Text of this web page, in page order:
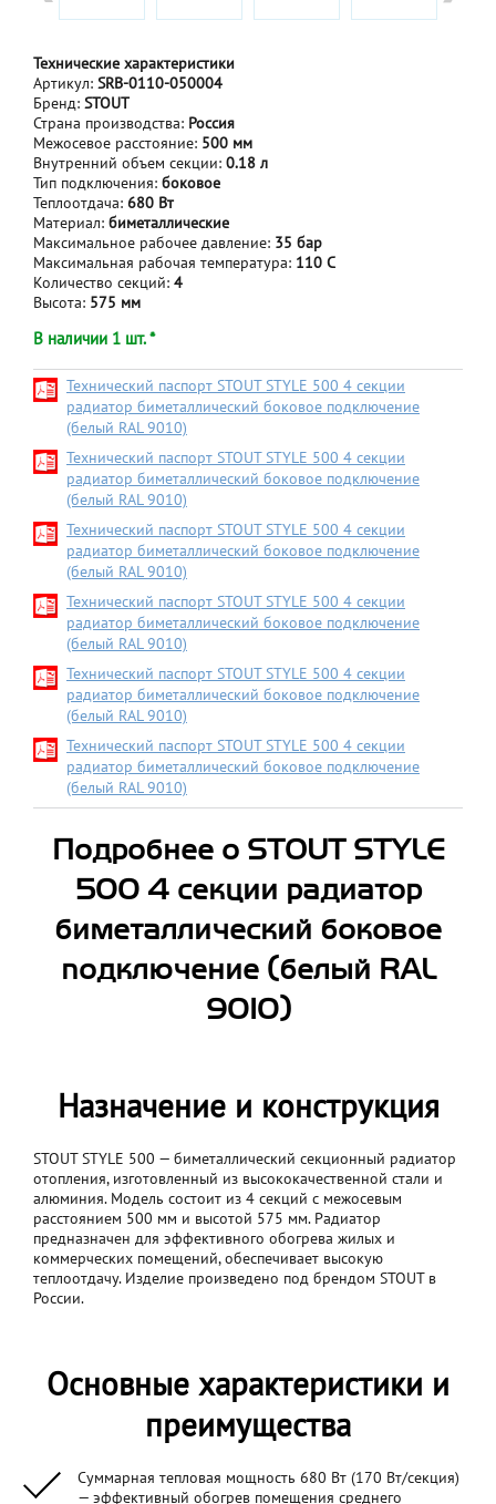
Технические характеристики
Артикул: SRB-0110-050004
Бренд: STOUT
Страна производства: Россия
Межосевое расстояние: 500 мм
Внутренний объем секции: 0.18 л
Тип подключения: боковое
Теплоотдача: 680 Вт
Материал: биметаллические
Максимальное рабочее давление: 35 бар
Максимальная рабочая температура: 110 С
Количество секций: 4
Высота: 575 мм
В наличии 1 шт. *
Технический паспорт STOUT STYLE 500 4 секции
радиатор биметаллический боковое подключение
(белый RAL 9010)
Технический паспорт STOUT STYLE 500 4 секции
радиатор биметаллический боковое подключение
(белый RAL 9010)
Технический паспорт STOUT STYLE 500 4 секции
радиатор биметаллический боковое подключение
(белый RAL 9010)
Технический паспорт STOUT STYLE 500 4 секции
радиатор биметаллический боковое подключение
(белый RAL 9010)
Технический паспорт STOUT STYLE 500 4 секции
радиатор биметаллический боковое подключение
(белый RAL 9010)
Технический паспорт STOUT STYLE 500 4 секции
радиатор биметаллический боковое подключение
(белый RAL 9010)
Подробнее о STOUT STYLE
500 4 секции радиатор
биметаллический боковое
подключение (белый RAL
9010)
Назначение и конструкция
STOUT STYLE 500 — биметаллический секционный радиатор
отопления, изготовленный из высококачественной стали и
алюминия. Модель состоит из 4 секций с межосевым
расстоянием 500 мм и высотой 575 мм. Радиатор
предназначен для эффективного обогрева жилых и
коммерческих помещений, обеспечивает высокую
теплоотдачу. Изделие произведено под брендом STOUT в
России.
Основные характеристики и
преимущества
Суммарная тепловая мощность 680 Вт (170 Вт/секция)
— эффективный обогрев помещения среднего